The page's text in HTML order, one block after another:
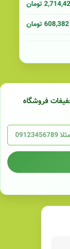
تومان
608,382 تومان
فروشگاه